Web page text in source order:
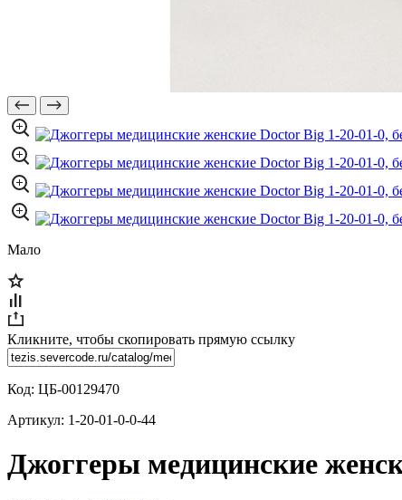
Мало
Кликните, чтобы скопировать прямую ссылку
Код: ЦБ-00129470
Артикул: 1-20-01-0-0-44
Джоггеры медицинские